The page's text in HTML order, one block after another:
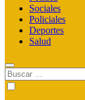
Sociales
Policiales
Deportes
Salud
Buscar: